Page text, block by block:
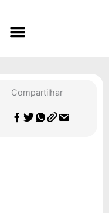
Compartilhar